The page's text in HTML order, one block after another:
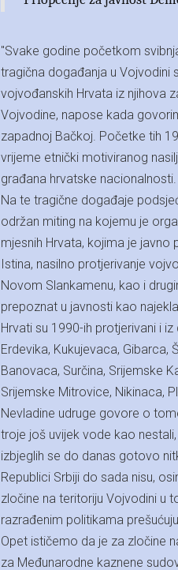
"Svake godine početkom
tragična događanja u Vojvodini
vojvođanskih Hrvata iz njihova
Vojvodine, napose kada
zapadnoj Bačkoj. Početke tih
vrijeme etnički motiviranog
građana hrvatske nacionalnosti.
Na te tragične događaje
održan miting na kojemu je
mjesnih Hrvata, kojima je javno
Istina, nasilno protjerivanje
Novom Slankamenu, kao i
prepoznat u javnosti kao
Hrvati su 1990-ih protjerivani i
Erdevika, Kukujevaca, Gibarca,
Banovaca, Surčina, Srijemske
Srijemske Mitrovice, Nikinaca,
Nevladine udruge govore o
troje još uvijek vode kao
izbjeglih se do danas gotovo
Republici Srbiji do sada nisu,
zločine na teritoriju Vojvodini u
razrađenim politikama
Opet ističemo da je za zločine
za Međunarodne kaznene